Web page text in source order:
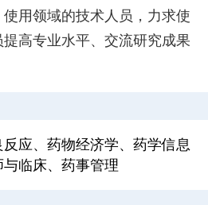
用领域的技术人员，力求使
高专业水平、交流研究成果
应、药物经济学、药学信息
临床、药事管理